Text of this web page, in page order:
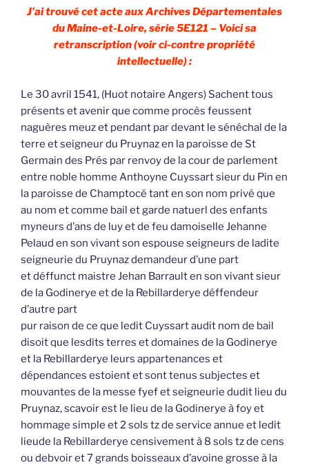
J’ai trouvé cet acte aux Archives Départementales
du Maine-et-Loire, série 5E121 – Voici sa
retranscription (voir ci-contre propriété
intellectuelle) :
Le 30 avril 1541, (Huot notaire Angers) Sachent tous
présents et avenir que comme procès feussent
naguères meuz et pendant par devant le sénéchal de la
terre et seigneur du Pruynaz en la paroisse de St
Germain des Prés par renvoy de la cour de parlement
entre noble homme Anthoyne Cuyssart sieur du Pin en
la paroisse de Champtocé tant en son nom privé que
au nom et comme bail et garde natuerl des enfants
myneurs d’ans de luy et de feu damoiselle Jehanne
Pelaud en son vivant son espouse seigneurs de ladite
seigneurie du Pruynaz demandeur d’une part
et déffunct maistre Jehan Barrault en son vivant sieur
de la Godinerye et de la Rebillarderye déffendeur
d’autre part
pur raison de ce que ledit Cuyssart audit nom de bail
disoit que lesdits terres et domaines de la Godinerye
et la Rebillarderye leurs appartenances et
dépendances estoient et sont tenus subjectes et
mouvantes de la messe fyef et seigneurie dudit lieu du
Pruynaz, scavoir est le lieu de la Godinerye à foy et
hommage simple et 2 sols tz de service annue et ledit
lieude la Rebillarderye censivement à 8 sols tz de cens
ou debvoir et 7 grands boisseaux d’avoine grosse à la